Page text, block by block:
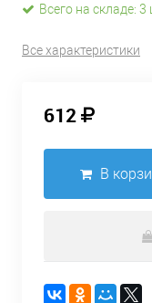
Всего на складе: 3
Все характеристики
612
В